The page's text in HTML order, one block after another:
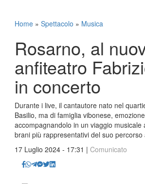
Home » Spettacolo » Musica
Rosarno, al
anfiteatro
in concerto
Durante i live, il cantautore nato nel
Basilio, ma di famiglia vibonese,
accompagnandolo in un viaggio musicale
brani più rappresentativi del suo percorso
17 Luglio 2024 - 17:31 | Comunicato